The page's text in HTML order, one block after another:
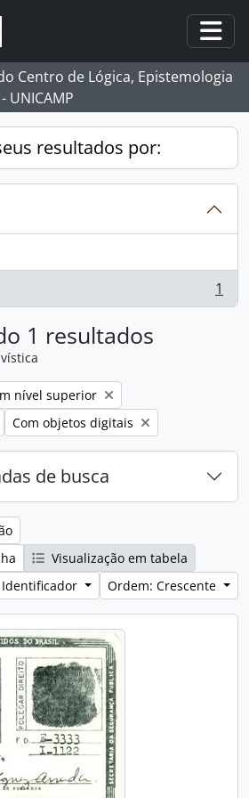
Centro de Lógica, Epistemologia
UNICAMP
resultados por:
1
1 resultados
nível superior
Remover filtro:
Com objetos digitais
de busca
Visualização em tabela
Ordem: Crescente